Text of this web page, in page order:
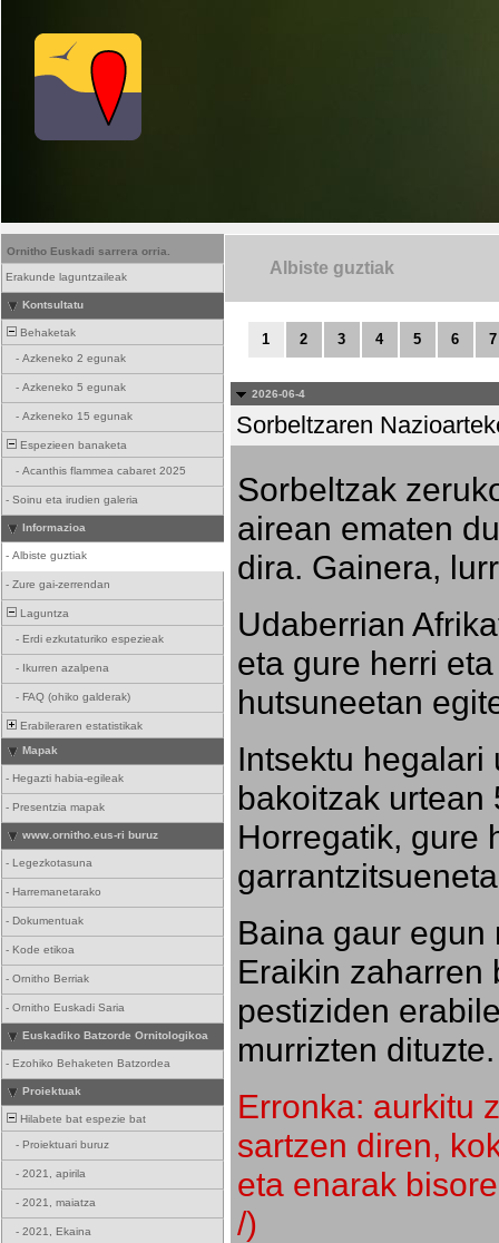
Ornitho Euskadi sarrera orria.
Erakunde laguntzaileak
Kontsultatu
Behaketak
- Azkeneko 2 egunak
- Azkeneko 5 egunak
- Azkeneko 15 egunak
Espezieen banaketa
- Acanthis flammea cabaret 2025
- Soinu eta irudien galeria
Informazioa
- Albiste guztiak
- Zure gai-zerrendan
Laguntza
- Erdi ezkutaturiko espezieak
- Ikurren azalpena
- FAQ (ohiko galderak)
Erabileraren estatistikak
Mapak
- Hegazti habia-egileak
- Presentzia mapak
www.ornitho.eus-ri buruz
- Legezkotasuna
- Harremanetarako
- Dokumentuak
- Kode etikoa
- Ornitho Berriak
- Ornitho Euskadi Saria
Euskadiko Batzorde Ornitologikoa
- Ezohiko Behaketen Batzordea
Proiektuak
Hilabete bat espezie bat
- Proiektuari buruz
- 2021, apirila
- 2021, maiatza
- 2021, Ekaina
Albiste guztiak
1 2 3 4 5 6 7
2026-06-4
Sorbeltzaren
Sorbeltzak
airean ematen
dira. Gainera,
Udaberrian
eta gure herri
hutsuneetan
Intsektu hegalari
bakoitzak urtean
Horregatik, gure
Baina gaur egun
Eraikin zaharren
pestiziden
murrizten dituzte.
Erronka: aurkitu
sartzen diren,
eta enarak
/)